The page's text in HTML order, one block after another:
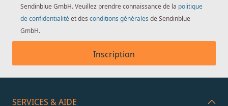
Sendinblue GmbH. Veuillez prendre connaissance de la politique
de confidentialitéet des conditions générales de Sendinblue
GmbH.
Inscription
SERVICES & AIDE